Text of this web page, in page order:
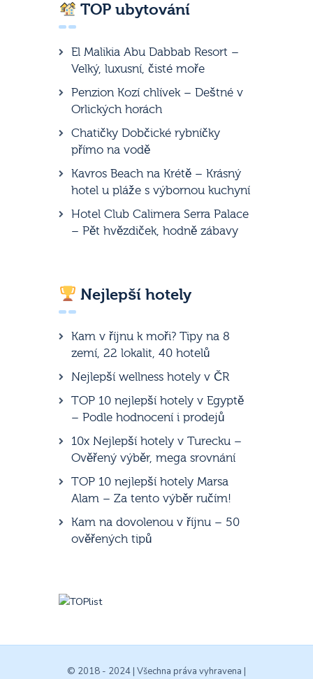
TOP ubytování
El Malikia Abu Dabbab Resort –
Velký, luxusní, čisté moře
Penzion Kozí chlívek – Deštné v
Orlických horách
Chatičky Dobčické rybníčky
přímo na vodě
Kavros Beach na Krétě – Krásný
hotel u pláže s výbornou kuchyní
Hotel Club Calimera Serra Palace
– Pět hvězdiček, hodně zábavy
Nejlepší hotely
Kam v říjnu k moři? Tipy na 8
zemí, 22 lokalit, 40 hotelů
Nejlepší wellness hotely v ČR
TOP 10 nejlepší hotely v Egyptě
– Podle hodnocení i prodejů
10x Nejlepší hotely v Turecku –
Ověřený výběr, mega srovnání
TOP 10 nejlepší hotely Marsa
Alam – Za tento výběr ručím!
Kam na dovolenou v říjnu – 50
ověřených tipů
© 2018 - 2024 | Všechna práva vyhravena |